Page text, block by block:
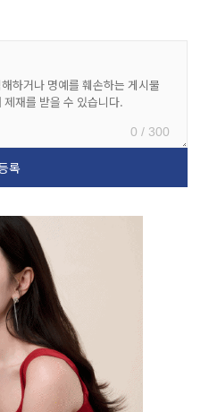
0 / 300